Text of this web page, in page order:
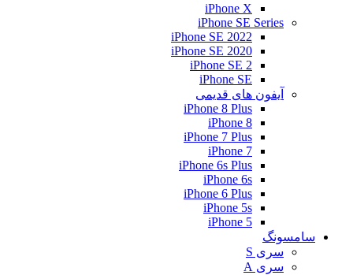
iPhone X
iPhone SE Series
iPhone SE 2022
iPhone SE 2020
iPhone SE 2
iPhone SE
آیفون های قدیمی
iPhone 8 Plus
iPhone 8
iPhone 7 Plus
iPhone 7
iPhone 6s Plus
iPhone 6s
iPhone 6 Plus
iPhone 5s
iPhone 5
سامسونگ
سری S
سری A